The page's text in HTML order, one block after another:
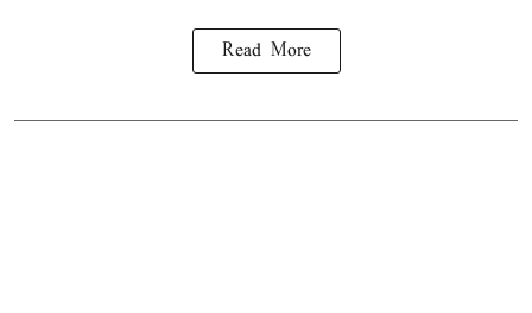
Read More